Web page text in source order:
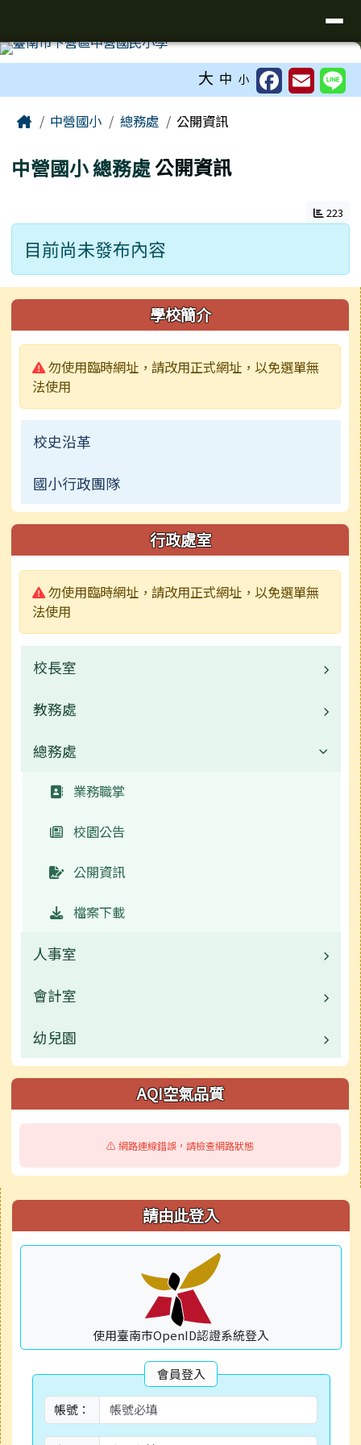
大 中 小
Home中營國小 總務處 公開資訊
中營國小總務處公開資訊
223
目前尚未發布內容
左邊區域內容 學校簡介
警告:
勿使用臨時網址，請改用正式網址，以免選單無
法使用
校史沿革
國小行政團隊
行政處室
警告:
勿使用臨時網址，請改用正式網址，以免選單無
法使用
校長室
業務職掌
教務處
業務職掌
校園公告
活動相簿
榮譽榜
公開資訊
檔案下載
總務處
業務職掌
校園公告
公開資訊
檔案下載
人事室
業務職掌
校園公告
會計室
業務職掌
校園公告
幼兒園
業務職掌
AQI空氣品質
⚠️ 網路連線錯誤，請檢查網路狀態
右邊區域內容 請由此登入
使用臺南市OpenID認證系統登入
會員登入
帳號：